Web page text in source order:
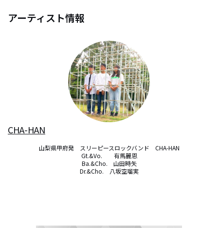
アーティスト情報
CHA-HAN
山梨県甲府発　スリーピースロックバンド　CHA-HAN
Gt.&Vo.　　有馬麗恩
Ba.&Cho.　山田時矢
Dr.&Cho.　八坂空瑠実